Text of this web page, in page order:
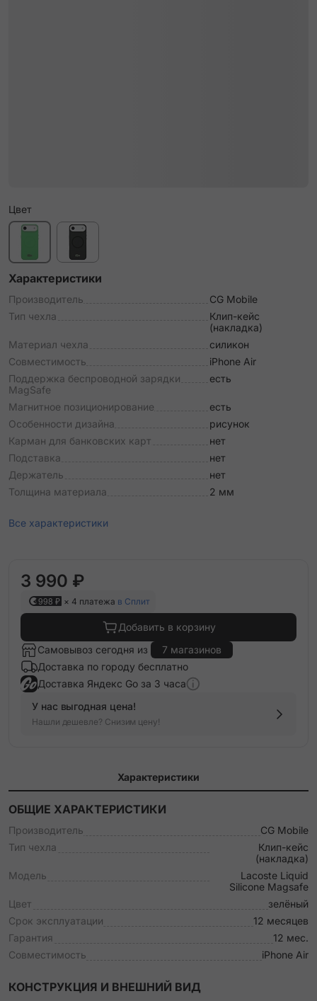
Цвет
Характеристики
Производитель
CG Mobile
Тип чехла
Клип-кейс
(накладка)
Материал чехла
силикон
Совместимость
iPhone Air
Поддержка беспроводной зарядки
MagSafe
есть
Магнитное позиционирование
есть
Особенности дизайна
рисунок
Карман для банковских карт
нет
Подставка
нет
Держатель
нет
Толщина материала
2 мм
Все характеристики
3 990 ₽
998 ₽ × 4 платежа в Сплит
Добавить в корзину
Самовывоз сегодня из
7 магазинов
Доставка по городу бесплатно
Доставка Яндекс Go за 3 часа
У нас выгодная цена!
Нашли дешевле? Снизим цену!
Характеристики
ОБЩИЕ ХАРАКТЕРИСТИКИ
Производитель
CG Mobile
Тип чехла
Клип-кейс
(накладка)
Модель
Lacoste Liquid
Silicone Magsafe
Цвет
зелёный
Срок эксплуатации
12 месяцев
Гарантия
12 мес.
Совместимость
iPhone Air
КОНСТРУКЦИЯ И ВНЕШНИЙ ВИД